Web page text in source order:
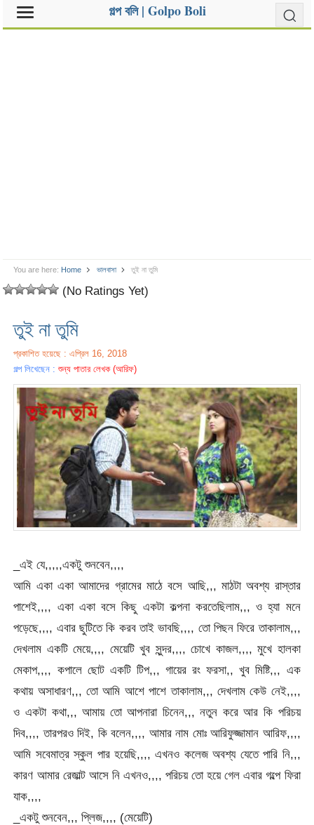
গল্প বলি | Golpo Boli
You are here: Home ভালবাসা তুই না তুমি
(No Ratings Yet)
তুই না তুমি
প্রকাশিত হয়েছে : এপ্রিল 16, 2018
গল্প লিখেছেন :শুন্য পাতার লেখক (আরিফ)
_এই যে,,,,,একটু শুনবেন,,,,
আমি একা একা আমাদের গ্রামের মাঠে বসে আছি,,, মাঠটা অবশ্য রাস্তার
পাশেই,,,, একা একা বসে কিছু একটা কল্পনা করতেছিলাম,,, ও হ্যা মনে
পড়েছে,,,, এবার ছুটিতে কি করব তাই ভাবছি,,,, তো পিছন ফিরে তাকালাম,,,
দেখলাম একটি মেয়ে,,,, মেয়েটি খুব সুন্দর,,,, চোখে কাজল,,,, মুখে হালকা
মেকাপ,,,, কপালে ছোট একটি টিপ,,, গায়ের রং ফরসা,, খুব মিষ্টি,,, এক
কথায় অসাধারণ,,, তো আমি আশে পাশে তাকালাম,,, দেখলাম কেউ নেই,,,,
ও একটা কথা,,, আমায় তো আপনারা চিনেন,,, নতুন করে আর কি পরিচয়
দিব,,,, তারপরও দিই, কি বলেন,,,, আমার নাম মোঃ আরিফুজ্জামান আরিফ,,,,
আমি সবেমাত্র স্কুল পার হয়েছি,,,, এখনও কলেজ অবশ্য যেতে পারি নি,,,
কারণ আমার রেজাল্ট আসে নি এখনও,,,, পরিচয় তো হয়ে গেল এবার গল্পে ফিরা
যাক,,,,
_একটু শুনবেন,,, প্লিজ,,,, (মেয়েটি)